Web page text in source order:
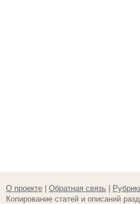
О проекте Обратная связь
Копирование статей и описаний